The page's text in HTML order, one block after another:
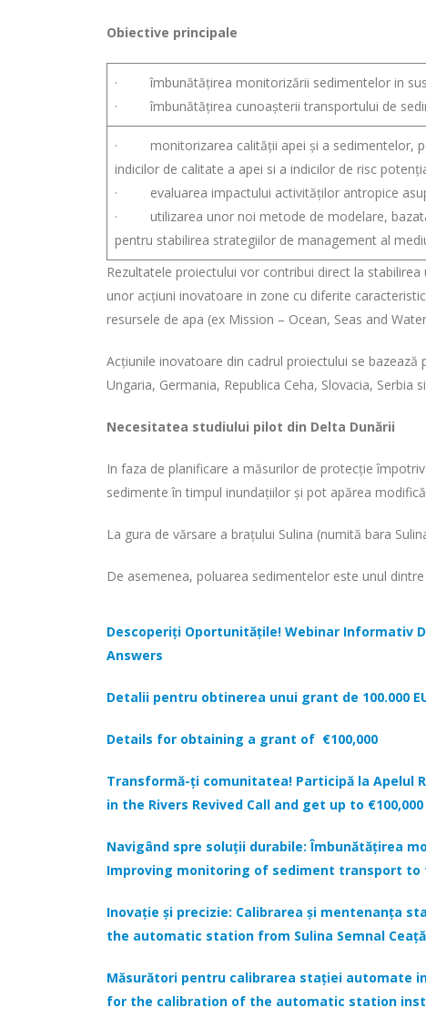
Obiective principale
· îmbunătățirea monitorizării sedimentelor in
· îmbunătățirea cunoașterii transportului de
· monitorizarea calității apei și a sedimentelor,
indicilor de calitate a apei si a indicilor de risc
· evaluarea impactului activităților antropice
· utilizarea unor noi metode de modelare, bazata
pentru stabilirea strategiilor de management al
Rezultatele proiectului vor contribui direct la
unor acțiuni inovatoare in zone cu diferite
resursele de apa (ex Mission – Ocean, Seas and
Acțiunile inovatoare din cadrul proiectului se
Ungaria, Germania, Republica Ceha, Slovacia, Serbia
Necesitatea studiului pilot din Delta Dunării
In faza de planificare a măsurilor de protecție
sedimente în timpul inundațiilor și pot apărea
La gura de vărsare a brațului Sulina (numită bara
De asemenea, poluarea sedimentelor este unul
Descoperiți Oportunitățile! Webinar Informativ
Answers
Detalii pentru obtinerea unui grant de 100.000
Details for obtaining a grant of €100,000
Transformă-ți comunitatea! Participă la Apelul
in the Rivers Revived Call and get up to
Navigând spre soluții durabile: Îmbunătățirea
Improving monitoring of sediment transport to
Inovație și precizie: Calibrarea și mentenanța
the automatic station from Sulina Semnal Ceață
Măsurători pentru calibrarea stației automate
for the calibration of the automatic station